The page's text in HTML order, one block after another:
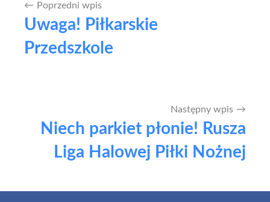
Nawigacja
wpisu
Poprzedni wpis
Uwaga! Piłkarskie
Przedszkole
Następny wpis
Niech parkiet płonie! Rusza
Liga Halowej Piłki Nożnej